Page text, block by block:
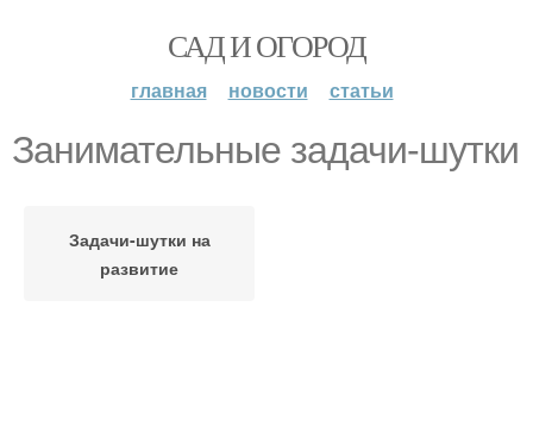
САД И ОГОРОД
главная новости статьи
Занимательные задачи-шутки
Задачи-шутки на
развитие